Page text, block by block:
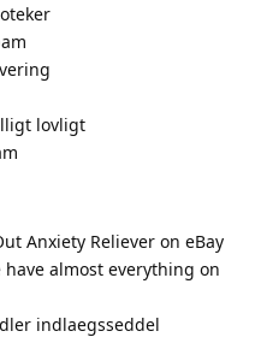
lovligt
Anxiety Reliever on eBay
have almost everything on
indlaegsseddel